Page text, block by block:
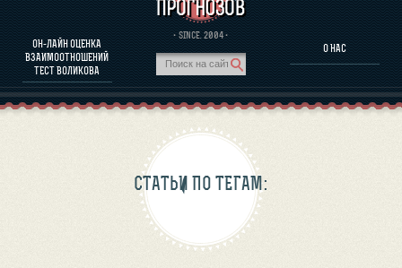
ОН-ЛАЙН ОЦЕНКА
ВЗАИМООТНОШЕНИЙ
ТЕСТ ВОЛИКОВА
· SINCE. 2004 ·
О НАС
ОЦЕНКА ХАРАКТЕРА ВЫДАЮЩИХСЯ ЛИЧНОСТЕЙ
О ПРОГРАММЕ
ПРОГНОЗЫ И АНАЛИТИКА
СТАТЬИ ПО ТЕГАМ: